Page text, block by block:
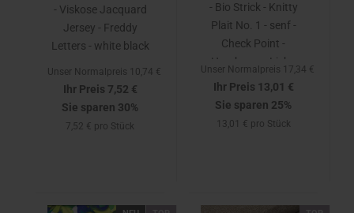
- Viskose Jacquard
Jersey - Freddy
Letters - white black
Unser Normalpreis 10,74 €
Ihr Preis 7,52 €
Sie sparen 30%
7,52 € pro Stück
- Bio Strick - Knitty
Plait No. 1 - senf -
Check Point -
Hamburger Liebe
Unser Normalpreis 17,34 €
Ihr Preis 13,01 €
Sie sparen 25%
13,01 € pro Stück